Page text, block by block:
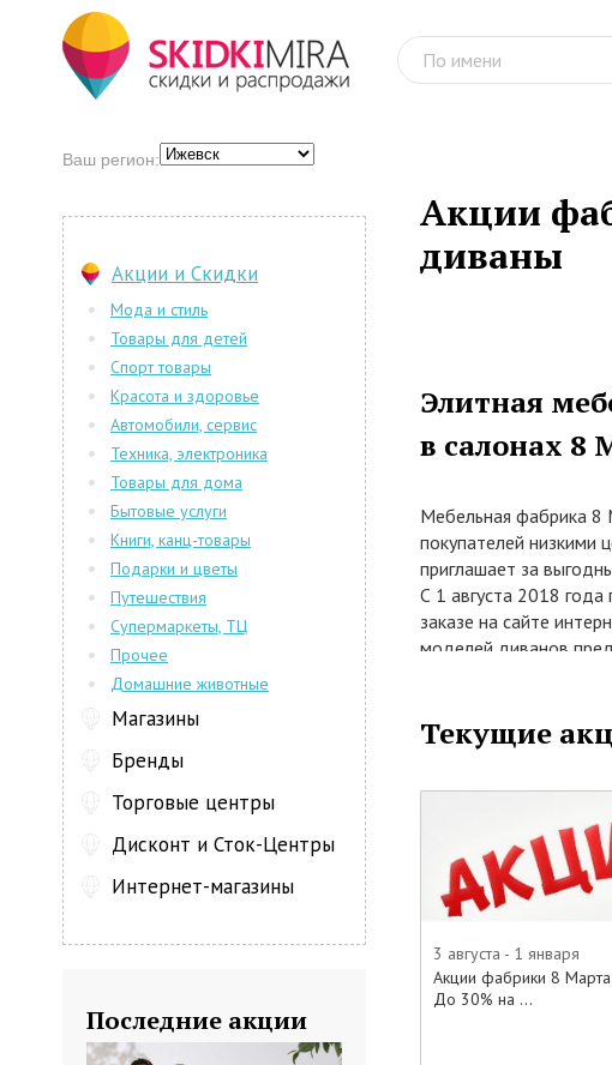
Акции
диваны
Элитная
в салонах 8
Мебельная фабрика 8
покупателей низкими
приглашает за
С 1 августа 2018 года
заказе на сайте
моделей диванов
В акции участвуют
• Anderssen
• Tanagra»
И многие другие.
Приходите в наши
онлайн-каталога на
долго мечтали по
Текущие
3 августа - 1 января
Акции фабрики 8 Марта
До 30% на ...
Ваш регион:
Акции и Скидки
Мода и стиль
Товары для детей
Спорт товары
Красота и здоровье
Автомобили, сервис
Техника, электроника
Товары для дома
Бытовые услуги
Книги, канц-товары
Подарки и цветы
Путешествия
Супермаркеты, ТЦ
Прочее
Домашние животные
Магазины
Бренды
Торговые центры
Дисконт и Сток-Центры
Интернет-магазины
Последние акции